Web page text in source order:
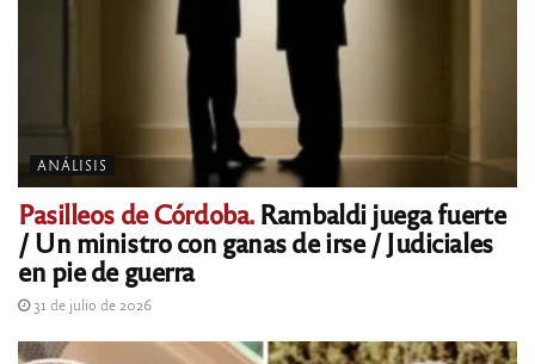
ANÁLISIS
Pasilleos de Córdoba.Rambaldi juega fuerte
/ Un ministro con ganas de irse / Judiciales
en pie de guerra
31 de julio de 2026